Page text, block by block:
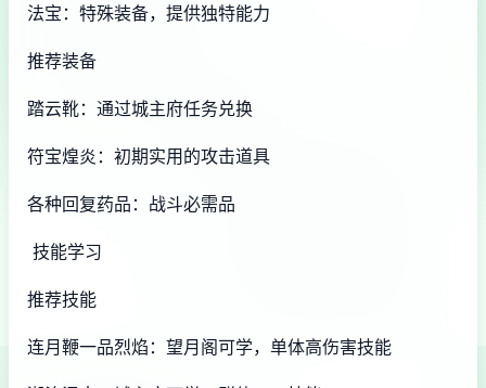
法宝：特殊装备，提供独特能力
推荐装备
踏云靴：通过城主府任务兑换
符宝煌炎：初期实用的攻击道具
各种回复药品：战斗必需品
技能学习
推荐技能
连月鞭一品烈焰：望月阁可学，单体高伤害技能